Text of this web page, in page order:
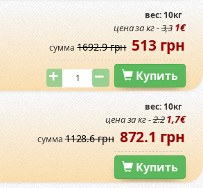
вес: 10кг
цена за кг -3,3 1€
сумма1692.9 грн 513 грн
Купить
вес: 10кг
цена за кг -2.21,7€
сумма1128.6 грн 872.1 грн
Купить